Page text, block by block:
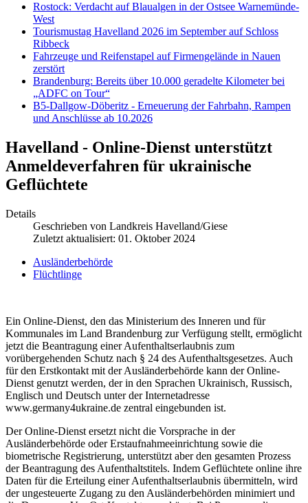
Rostock: Verdacht auf Blaualgen in der Ostsee Warnemünde-
West
Tourismustag Havelland 2026 im September auf Schloss
Ribbeck
Fahrzeuge und Reifenstapel auf Firmengelände in Nauen
zerstört
Brandenburg: Bereits über 10.000 geradelte Kilometer bei
„ADFC on Tour“
B5-Dallgow-Döberitz - Erneuerung der Fahrbahn, Rampen
und Anschlüsse ab 10.2026
Havelland - Online-Dienst unterstützt
Anmeldeverfahren für ukrainische
Geflüchtete
Details
Geschrieben von Landkreis Havelland/Giese
Zuletzt aktualisiert: 01. Oktober 2024
Ausländerbehörde
Flüchtlinge
Ein Online-Dienst, den das Ministerium des Inneren und für
Kommunales im Land Brandenburg zur Verfügung stellt, ermöglicht
jetzt die Beantragung einer Aufenthaltserlaubnis zum
vorübergehenden Schutz nach § 24 des Aufenthaltsgesetzes. Auch
für den Erstkontakt mit der Ausländerbehörde kann der Online-
Dienst genutzt werden, der in den Sprachen Ukrainisch, Russisch,
Englisch und Deutsch unter der Internetadresse
www.germany4ukraine.de zentral eingebunden ist.
Der Online-Dienst ersetzt nicht die Vorsprache in der
Ausländerbehörde oder Erstaufnahmeeinrichtung sowie die
biometrische Registrierung, unterstützt aber den gesamten Prozess
der Beantragung des Aufenthaltstitels. Indem Geflüchtete online ihre
Daten für die Erteilung einer Aufenthaltserlaubnis übermitteln, wird
der ungesteuerte Zugang zu den Ausländerbehörden minimiert und